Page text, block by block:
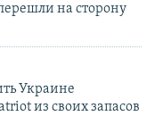
на сторону
Украине
из своих запасов